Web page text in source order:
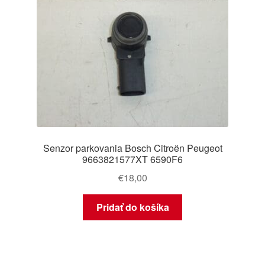
Senzor parkovania Bosch Citroën Peugeot
9663821577XT 6590F6
€18,00
Pridať do košíka